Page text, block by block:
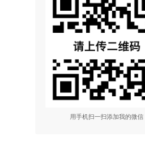
用手机扫一扫添加我的微信